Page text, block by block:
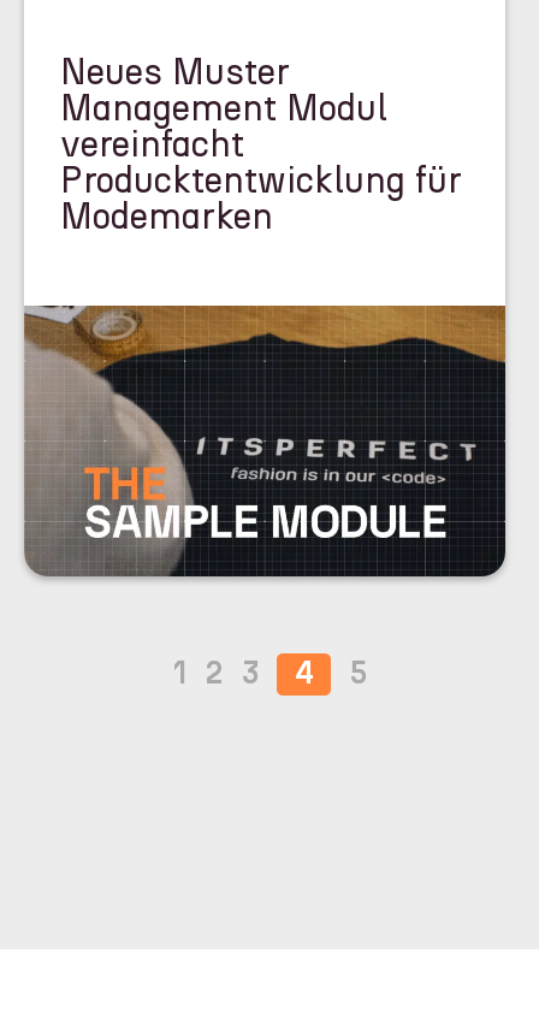
Neues Muster
Management Modul
vereinfacht
Producktentwicklung für
Modemarken
1 2 3 4 5